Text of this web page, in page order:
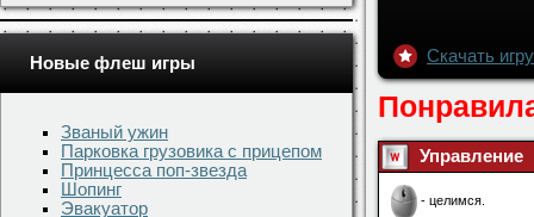
Новые флеш игры
Званый ужин
Парковка грузовика с прицепом
Принцесса поп-звезда
Шопинг
Эвакуатор
Скачать
Управление
- целимся.